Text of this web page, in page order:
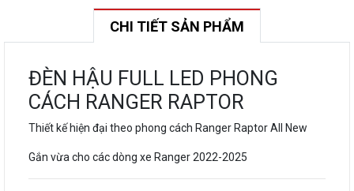
CHI TIẾT SẢN PHẨM
ĐÈN HẬU FULL LED PHONG
CÁCH RANGER RAPTOR
Thiết kế hiện đại theo phong cách Ranger Raptor All New
Gắn vừa cho các dòng xe Ranger 2022-2025